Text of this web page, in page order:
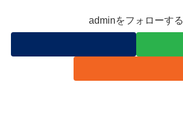
adminをフォローする